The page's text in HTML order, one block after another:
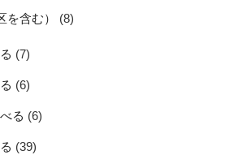
を含む） (8)
(7)
(6)
る (6)
(39)